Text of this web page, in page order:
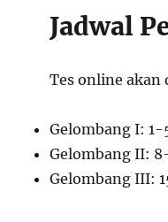
Jadwal
Tes online akan
Gelombang I: 1-
Gelombang II:
Gelombang III: